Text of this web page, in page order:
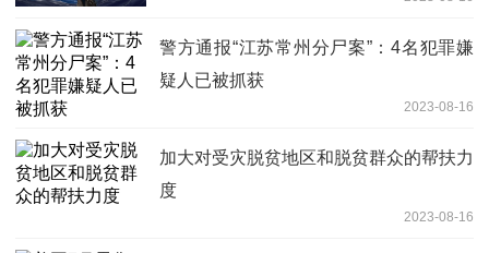
警方通报“江苏常州分尸案”：4名犯罪嫌
疑人已被抓获
2023-08-16
加大对受灾脱贫地区和脱贫群众的帮扶力
度
2023-08-16